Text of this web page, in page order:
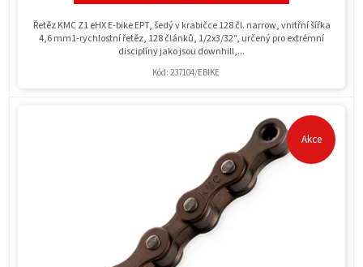
Řetěz KMC Z1 eHX E-bike EPT, šedý v krabičce 128 čl. narrow, vnitřní šířka
4,6 mm1-rychlostní řetěz, 128 článků, 1/2x3/32", určený pro extrémní
disciplíny jako jsou downhill,...
Kód: 237104/EBIKE
Akce